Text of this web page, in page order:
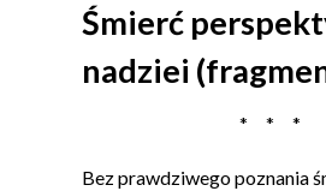
Śmierć
nadziei
* * *
Bez prawdziwego poznania